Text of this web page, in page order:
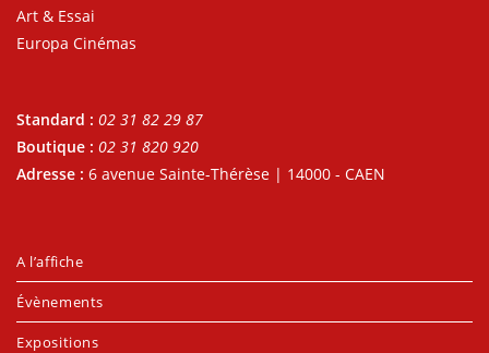
Art & Essai
Europa Cinémas
Standard : 02 31 82 29 87
Boutique : 02 31 820 920
Adresse : 6 avenue Sainte-Thérèse | 14000 - CAEN
A l’affiche
Évènements
Expositions